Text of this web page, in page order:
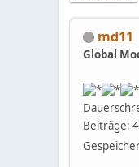
md11
Global
Beiträge: